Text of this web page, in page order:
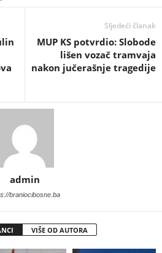
Sljedeći članak
MUP KS potvrdio: Slobode
lišen vozač tramvaja
nakon jučerašnje tragedije
admin
braniocibosne.ba
VIŠE OD AUTORA